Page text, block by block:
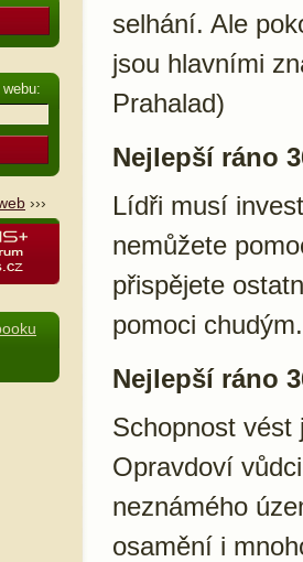
›››
selhání. Ale
jsou hlavními
Prahalad)
Nejlepší ráno
Lídři musí
nemůžete
přispějete
pomoci
Nejlepší ráno
Schopnost vést
Opravdoví
neznámého
osamění i